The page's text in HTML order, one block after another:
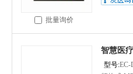
批量询价
智慧医
型号:EC-